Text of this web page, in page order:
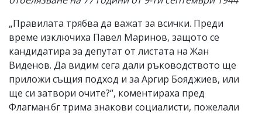
„Правилата трябва да важат за всички. Преди
време изключиха Павел Маринов, защото се
кандидатира за депутат от листата на Жан
Виденов. Да видим сега дали ръководството ще
приложи същия подход и за Аргир Бояджиев, или
ще си затвори очите?“, коментираха пред
Флагман.бг трима знакови социалисти, пожелали